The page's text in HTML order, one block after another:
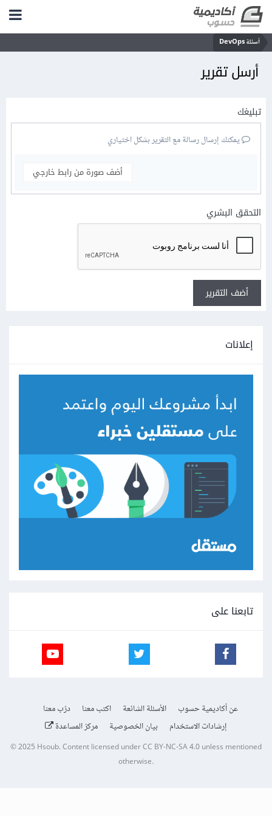
أسئلة DevOps
أرسل تقرير
تبليغك
يمكنك إرسال رسالة مع التقرير بشكل اختياري
أضف صورة من رابط خارجي
التحقق البشري
أضف التقرير
إعلانات
تابعنا على
عن أكاديمية حسوب الأسئلة الشائعة اكتب معنا
درّب معنا
إرشادات الاستخدام
بيان الخصوصية مركز المساعدة
© 2025 Hsoub.Content licensed underCC BY-NC-SA 4.0unless mentioned
otherwise.